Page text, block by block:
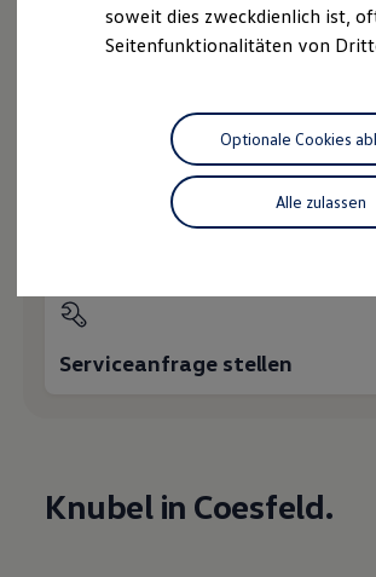
Driving Experience
Volkswagen entdecken
Lifestyle Shop
T-Roc Kollektion
Golf Kollektion
ID. Kollektion
Volkswagen Kollektion
R-Kollektion
Besitzer und Service
myVolkswagen
Software Updates
Pannen- und Unfallhilfe
Economy Service
Servicetermin buchen
Serviceanfrage stellen
Knubel in Coesfeld.
soweit dies zweckdienlich ist,
Seitenfunktionalitäten von
Alle zulassen
Optionale Cookies